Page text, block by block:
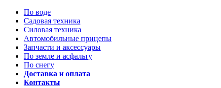
По воде
Садовая техника
Силовая техника
Автомобильные прицепы
Запчасти и аксессуары
По земле и асфальту
По снегу
Доставка и оплата
Контакты